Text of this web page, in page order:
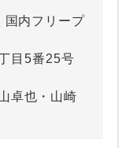
国内フリープ
目5番25号
卓也・山崎